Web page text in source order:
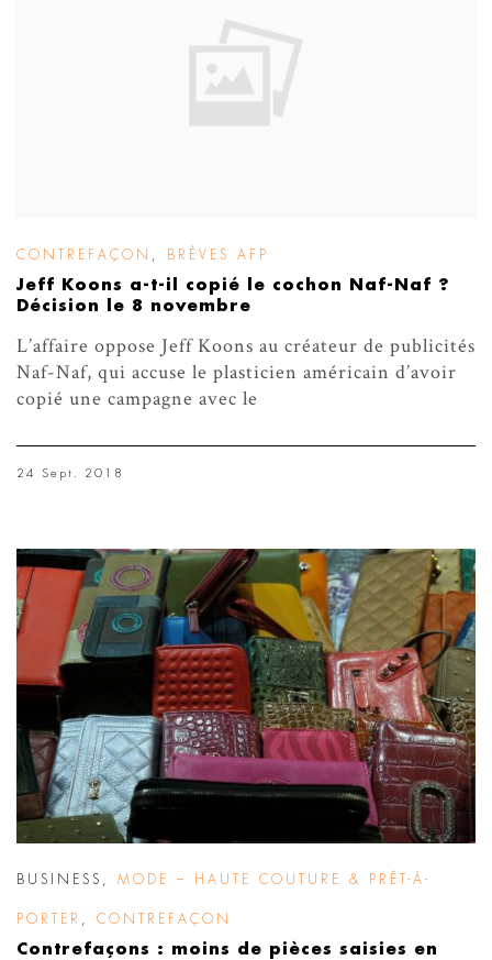
CONTREFAÇON BRÈVES AFP
Jeff Koons a-t-il copié le cochon Naf-Naf ?
Décision le 8 novembre
L’affaire oppose Jeff Koons au créateur de publicités
Naf-Naf, qui accuse le plasticien américain d’avoir
copié une campagne avec le
24 Sept. 2018
BUSINESS , MODE – HAUTE COUTURE & PRÊT-À-
PORTER , CONTREFAÇON
Contrefaçons : moins de pièces saisies en